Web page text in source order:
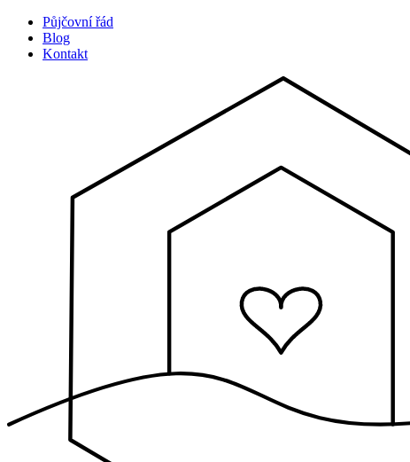
Půjčovní řád
Blog
Kontakt